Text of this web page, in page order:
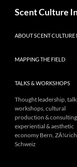
Scent Culture
ABOUT SCENT CULTURE
MAPPING THE FIELD
TALKS & WORKSHOPS
Thought leadership,
workshops, cultural
production & consulting
experiential & aesthetic
economy Bern,
Schweiz